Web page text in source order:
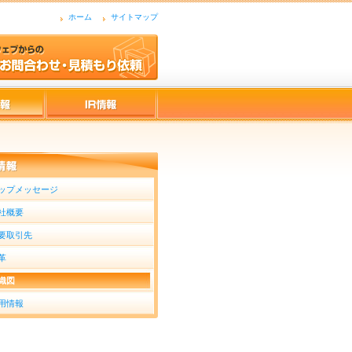
ホーム サイトマップ
プメッセージ
概要
取引先
図
情報